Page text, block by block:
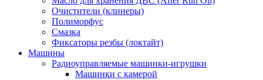
Очистители (клинеры)
Полиморфус
Смазка
Фиксаторы резбы (локтайт)
Машины
Радиоуправляемые машинки-игрушки
Машинки с камерой